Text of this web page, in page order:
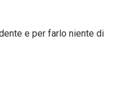
e per farlo niente di